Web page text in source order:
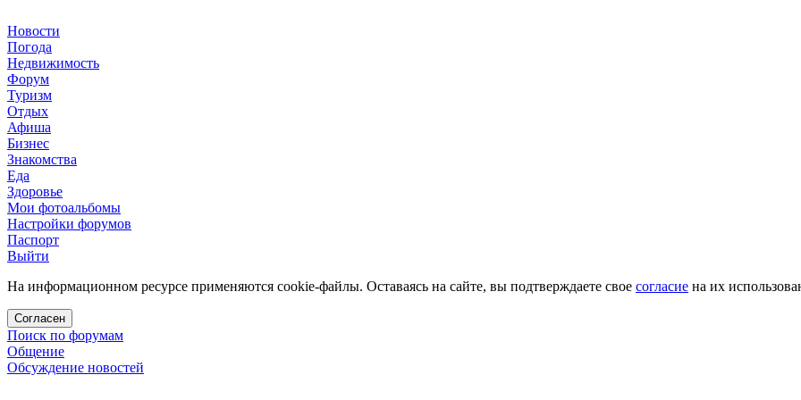
Новости
Погода
Недвижимость
Форум
Туризм
Отдых
Афиша
Бизнес
Знакомства
Еда
Здоровье
Мои фотоальбомы
Настройки форумов
Паспорт
Выйти
На информационном ресурсе применяются cookie-файлы. Оставаясь на сайте, вы подтверждаете свое согласие на их
Согласен
Поиск по форумам
Общение
Обсуждение новостей